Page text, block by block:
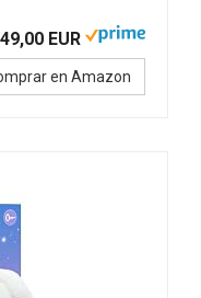
49,00 EUR
en Amazon